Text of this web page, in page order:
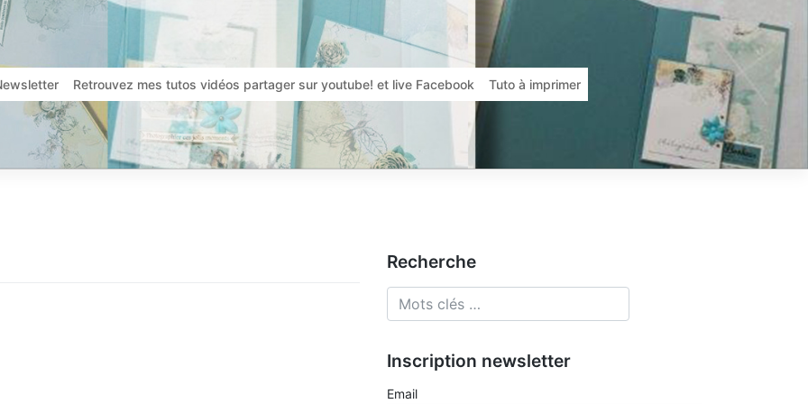
Retrouvez mes tutos vidéos partager sur youtube! et live Facebook Tuto à imprimer
Recherche
Inscription newsletter
Email